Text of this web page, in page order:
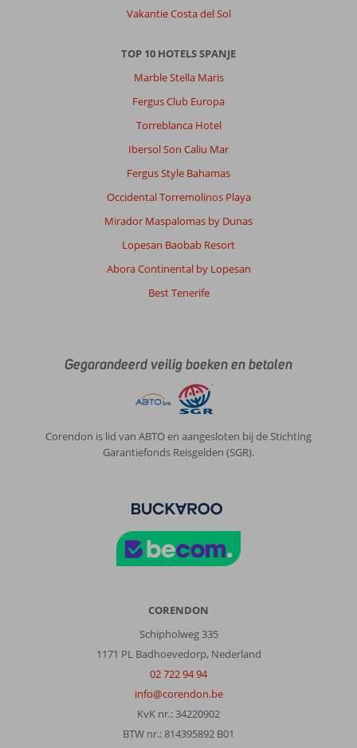
Vakantie Costa del Sol
TOP 10 HOTELS SPANJE
Marble Stella Maris
Fergus Club Europa
Torreblanca Hotel
Ibersol Son Caliu Mar
Fergus Style Bahamas
Occidental Torremolinos Playa
Mirador Maspalomas by Dunas
Lopesan Baobab Resort
Abora Continental by Lopesan
Best Tenerife
Gegarandeerd veilig boeken en betalen
Corendon is lid van ABTO en aangesloten bij de Stichting
Garantiefonds Reisgelden (SGR).
CORENDON
Schipholweg 335
1171 PL Badhoevedorp, Nederland
02 722 94 94
info@corendon.be
KvK nr.: 34220902
BTW nr.: 814395892 B01